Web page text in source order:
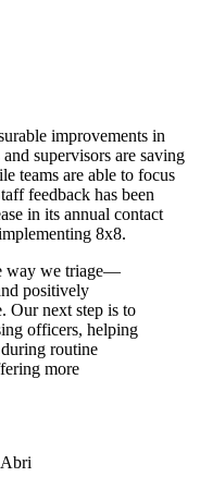
improvements in
supervisors are saving
teams are able to focus
feedback has been
in its annual contact
8x8.
way we triage—
positively
Our next step is to
officers, helping
routine
more